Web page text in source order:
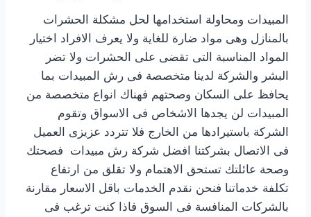
المبيدات ومحاولة استخدامها لحل مشكلة الحشرات
بالمنازل وهى مواد ضارة للغاية ولا يعرف الافراد اختيار
المواد المناسبة التى تقضى على الحشرات ولا تضر
البشر والشركة لدينا متخصصة فى رش المبيدات بما
يحافظ على السكان وصحتهم فهناك انواع متخصصة من
المبيدات لن يجدها الاشخاص فى الاسواق وتقوم
الشركة باستيرادها من الخارج فلا تتردد عزيزى العميل
فى الاتصال بشركتنا افضل شركة رش مبيدات فصحتك
وصحة عائلتك تستحق الاهتمام ولا تقلق من ارتفاع
تكلفة خدماتنا فنحن نقدم الخدمات باقل الاسعار مقارنة
بالشركات المنافسة فى السوق فاذا كنت ترغب فى